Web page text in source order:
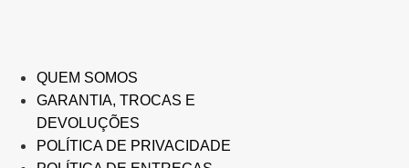
produto
As
podem
ser
escolhidas
QUEM SOMOS
GARANTIA, TROCAS E
DEVOLUÇÕES
POLÍTICA DE PRIVACIDADE